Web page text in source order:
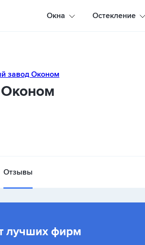
Окна Остекление
Отзывы
лучших фирм